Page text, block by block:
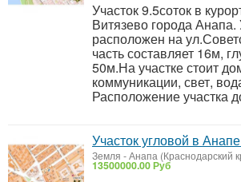
Участок 9.5соток в
Витязево города Анапа.
расположен на
часть составляет 16м,
50м.На участке стоит
коммуникации, свет,
Расположение участка
Участок угловой в
Земля -Анапа (Краснодарский
13500000.00 Руб